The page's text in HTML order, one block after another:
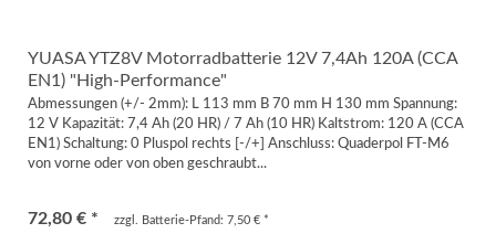
YUASA YTZ8V Motorradbatterie 12V 7,4Ah 120A (CCA
EN1) "High-Performance"
Abmessungen (+/- 2mm): L 113 mm B 70 mm H 130 mm Spannung:
12 V Kapazität: 7,4 Ah (20 HR) / 7 Ah (10 HR) Kaltstrom: 120 A (CCA
EN1) Schaltung: 0 Pluspol rechts [-/+] Anschluss: Quaderpol FT-M6
von vorne oder von oben geschraubt...
72,80 € * zzgl. Batterie-Pfand: 7,50 € *